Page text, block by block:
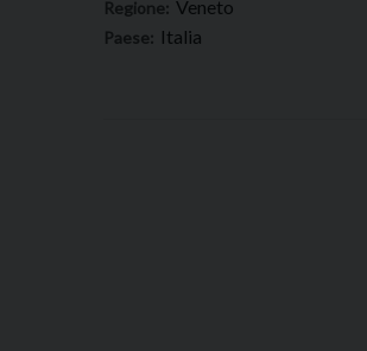
Regione: Veneto
Paese: Italia